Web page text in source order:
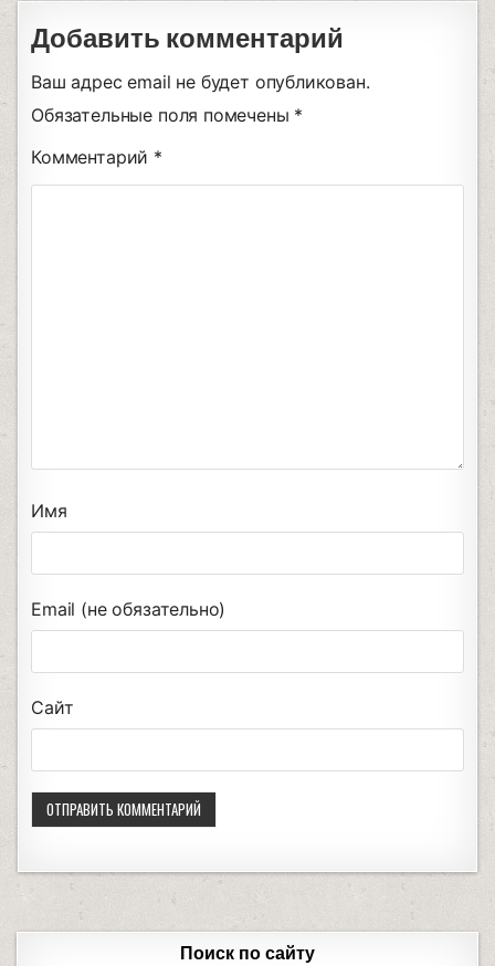
Добавить комментарий
Ваш адрес email не будет опубликован.
Обязательные поля помечены *
Комментарий *
Имя
Email (не обязательно)
Сайт
Поиск по сайту